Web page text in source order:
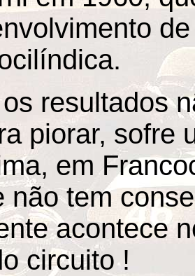
resultados
piorar, sofre
em
não tem
acontece
circuito !